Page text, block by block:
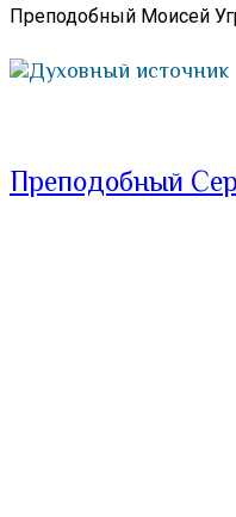
Преподобный Моисей
Духовный источник
Преподобный